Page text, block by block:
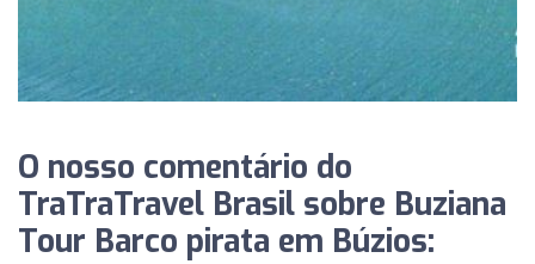
O nosso comentário do
TraTraTravel Brasil sobre Buziana
Tour Barco pirata em Búzios: